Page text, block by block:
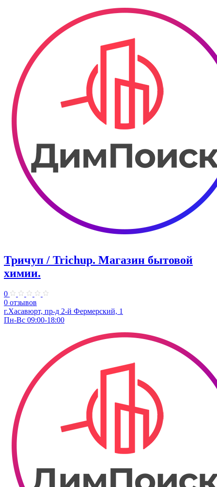
Тричуп / Trichup. ​Магазин бытовой
химии.
0
0 отзывов
г.Хасавюрт, пр-д 2-й Фермерский, 1
Пн-Вс 09:00-18:00